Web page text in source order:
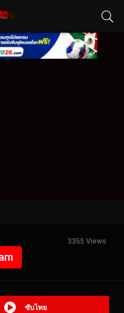
3355 Views
ซับไทย